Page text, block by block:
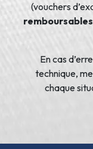
(vouchers
remboursables
En cas
technique,
chaque